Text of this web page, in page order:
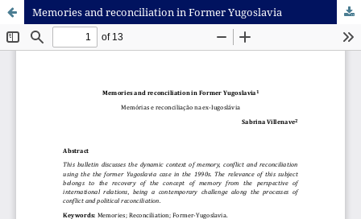
Memories and reconciliation in Former Yugoslavia